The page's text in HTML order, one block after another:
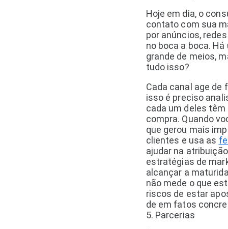
Hoje em dia, o
contato com sua
por anúncios,
no boca a boca.
grande de meios,
tudo isso?
Cada canal age de
isso é preciso
cada um deles
compra. Quando
que gerou mais
clientes e usa as
ajudar na
estratégias de
alcançar a
não mede o que
riscos de estar
de em fatos
5. Parcerias